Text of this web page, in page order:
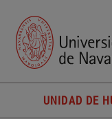
UNIDAD DE